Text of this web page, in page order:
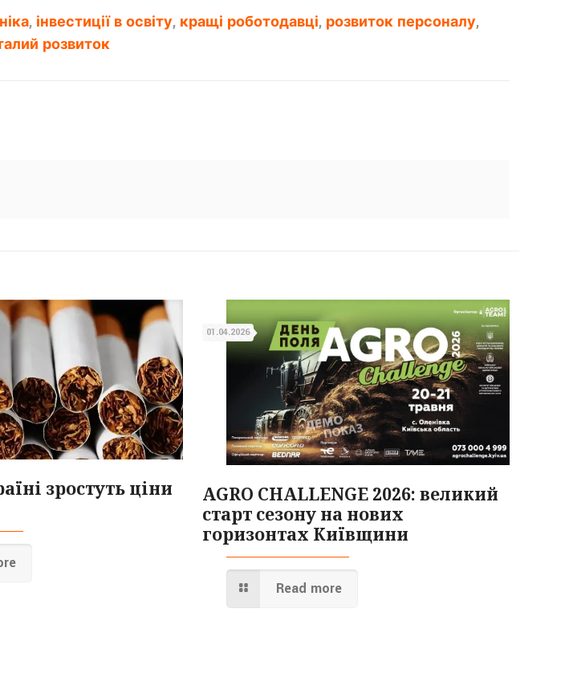
, інвестиції в освіту, кращі роботодавці, розвиток персоналу,
розвиток
зростуть ціни
01.04.2026
AGRO CHALLENGE 2026: великий
старт сезону на нових
горизонтах Київщини
Read more